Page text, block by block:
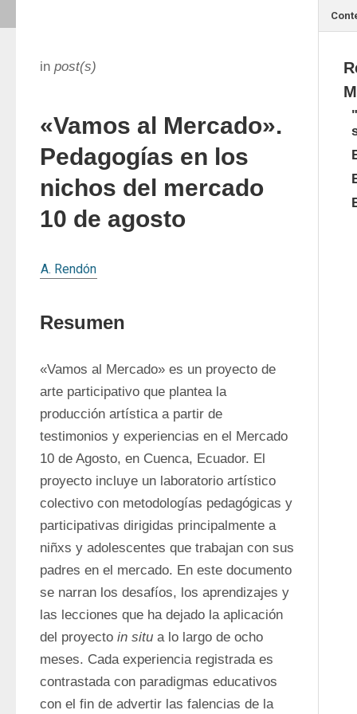
in post(s)
«Vamos al Mercado».
Pedagogías en los
nichos del mercado
10 de agosto
A. Rendón
Resumen
«Vamos al Mercado» es un proyecto de
arte participativo que plantea la
producción artística a partir de
testimonios y experiencias en el Mercado
10 de Agosto, en Cuenca, Ecuador. El
proyecto incluye un laboratorio artístico
colectivo con metodologías pedagógicas y
participativas dirigidas principalmente a
niñxs y adolescentes que trabajan con sus
padres en el mercado. En este documento
se narran los desafíos, los aprendizajes y
las lecciones que ha dejado la aplicación
del proyecto in situ a lo largo de ocho
meses. Cada experiencia registrada es
contrastada con paradigmas educativos
con el fin de advertir las falencias de la